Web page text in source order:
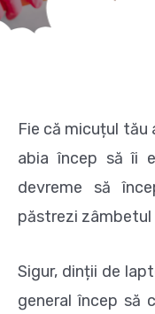
Fie că micuțul tău
abia încep să îi
devreme să
păstrezi zâmbetul
Sigur, dinții de
general încep să